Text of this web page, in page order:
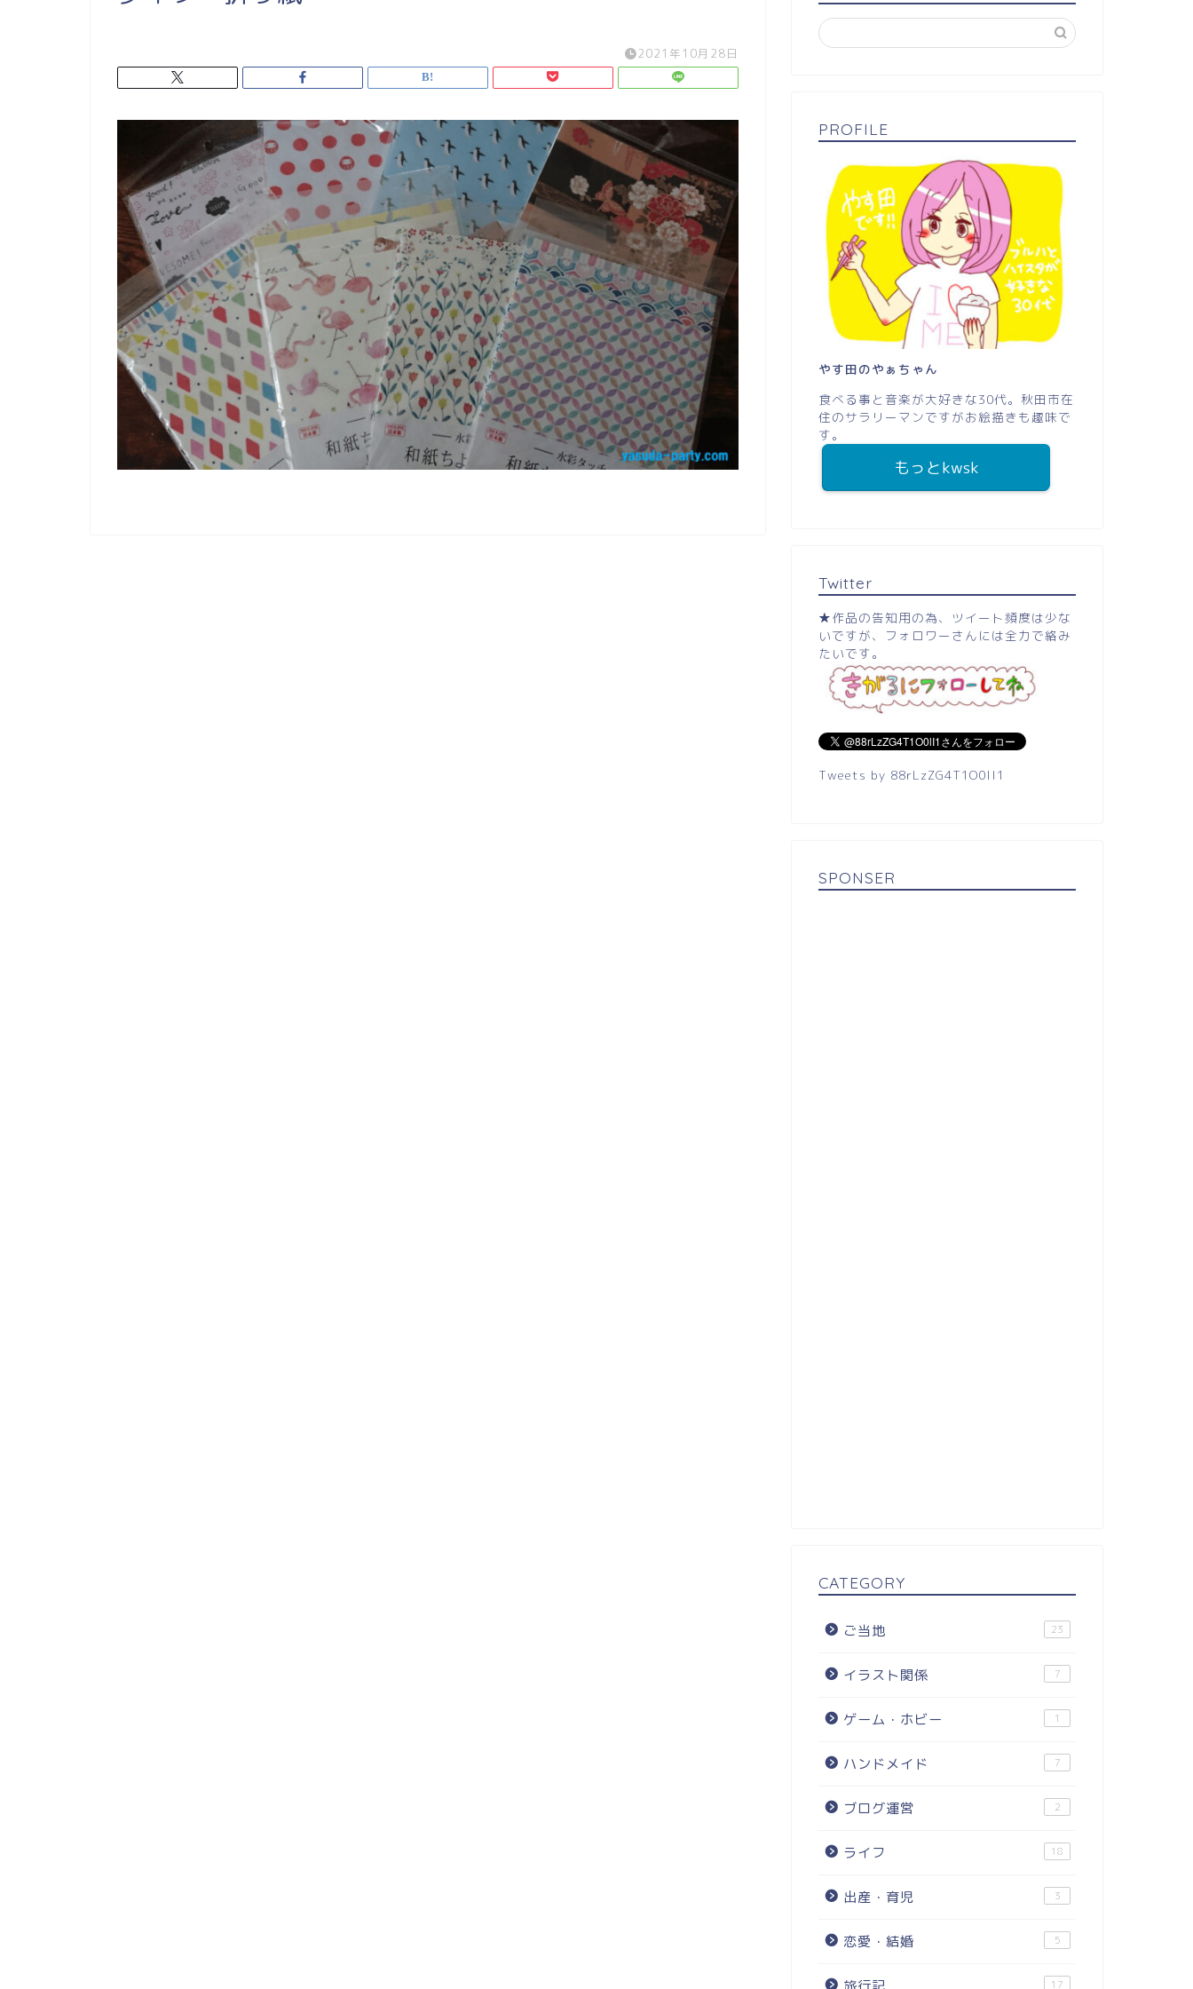
2021年10月28日
PROFILE
やす田のやぁちゃん
食べる事と音楽が大好きな30代。秋田市在
住のサラリーマンですがお絵描きも趣味で
す。
もっとkwsk
Twitter
★作品の告知用の為、ツイート頻度は少な
いですが、フォロワーさんには全力で絡み
たいです。
Tweets by 88rLzZG4T1O0lI1
SPONSER
CATEGORY
ご当地 23
イラスト関係 7
ゲーム・ホビー 1
ハンドメイド 7
ブログ運営 2
ライフ 18
出産・育児 3
恋愛・結婚 5
17